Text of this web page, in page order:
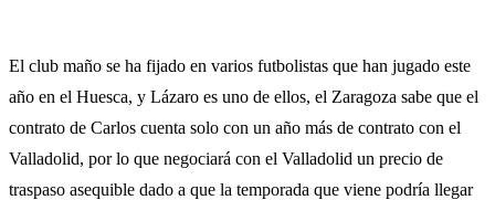
El club maño se ha fijado en varios futbolistas que han jugado este
año en el Huesca, y Lázaro es uno de ellos, el Zaragoza sabe que el
contrato de Carlos cuenta solo con un año más de contrato con el
Valladolid, por lo que negociará con el Valladolid un precio de
traspaso asequible dado a que la temporada que viene podría llegar